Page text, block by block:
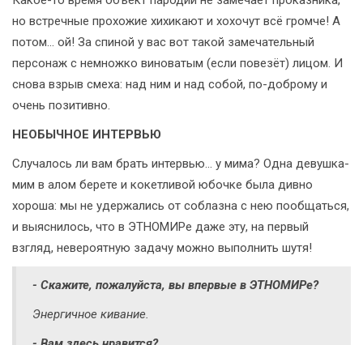
но встречные прохожие хихикают и хохочут всё громче! А
потом... ой! За спиной у вас вот такой замечательный
персонаж с немножко виноватым (если повезёт) лицом. И
снова взрыв смеха: над ним и над собой, по-доброму и
очень позитивно.
НЕОБЫЧНОЕ ИНТЕРВЬЮ
Случалось ли вам брать интервью... у мима? Одна девушка-
мим в алом берете и кокетливой юбочке была дивно
хороша: мы не удержались от соблазна с нею пообщаться,
и выяснилось, что в ЭТНОМИРе даже эту, на первый
взгляд, невероятную задачу можно выполнить шутя!
- Скажите, пожалуйста, вы впервые в ЭТНОМИРе?
Энергичное кивание.